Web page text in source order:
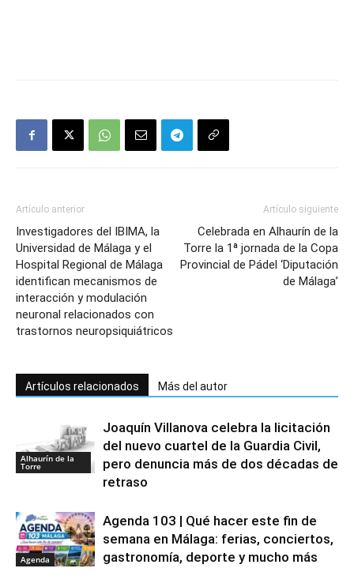
Artículo anterior
Investigadores del IBIMA, la
Universidad de Málaga y el
Hospital Regional de Málaga
identifican mecanismos de
interacción y modulación
neuronal relacionados con
trastornos neuropsiquiátricos
Artículo siguiente
Celebrada en Alhaurín de la
Torre la 1ª jornada de la Copa
Provincial de Pádel ‘Diputación
de Málaga’
Artículos relacionados Más del autor
Alhaurín de la
Torre
Joaquín Villanova celebra la licitación
del nuevo cuartel de la Guardia Civil,
pero denuncia más de dos décadas de
retraso
Agenda
Agenda 103 | Qué hacer este fin de
semana en Málaga: ferias, conciertos,
gastronomía, deporte y mucho más